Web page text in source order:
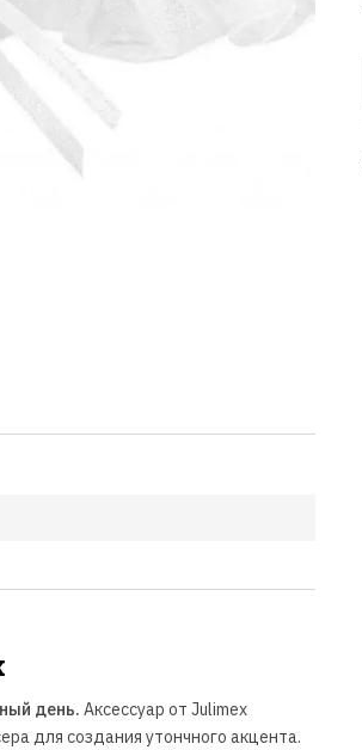
день. Аксессуар от Julimex
для создания утончного акцента.